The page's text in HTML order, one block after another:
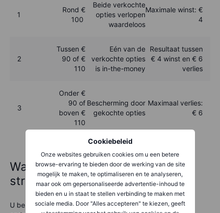
Cookiebeleid
Onze websites gebruiken cookies om u een betere
browse-ervaring te bieden door de werking van de site
mogelijk te maken, te optimaliseren en te analyseren,
maar ook om gepersonaliseerde advertentie-inhoud te
bieden en u in staat te stellen verbinding te maken met
sociale media. Door "Alles accepteren" te kiezen, geeft
1
Rond €
100
Beide verkochte
opties verlopen
waardeloos
Maximale winst: €
4
2
Tussen €
90 of €
110
Eén van de
verkochte opties
is in-the-money
Resultaat tussen
€ 4 winst en € 6
verlies
3
Onder €
90 of
boven €
110
Bescherming door
gekochte opties
Maximaal verlies:
€ 6
Wanneer bent u blij met deze
strategie?
U bent het meest tevreden wanneer de koers van de